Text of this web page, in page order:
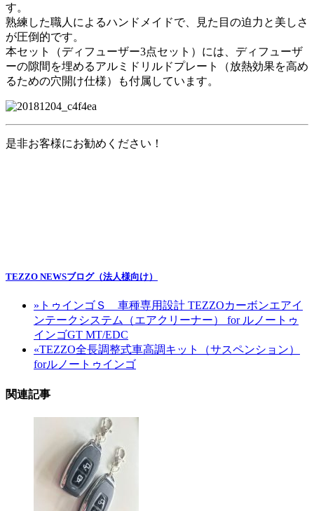
す。
熟練した職人によるハンドメイドで、見た目の迫力と美しさ
が圧倒的です。
本セット（ディフューザー3点セット）には、ディフューザ
ーの隙間を埋めるアルミドリルドプレート（放熱効果を高め
るための穴開け仕様）も付属しています。
是非お客様にお勧めください！
TEZZO NEWSブログ（法人様向け）
» トゥインゴＳ 車種専用設計 TEZZOカーボンエアイ
ンテークシステム（エアクリーナー） for ルノートゥ
インゴGT MT/EDC
«TEZZO全長調整式車高調キット（サスペンション）
forルノートゥインゴ
関連記事